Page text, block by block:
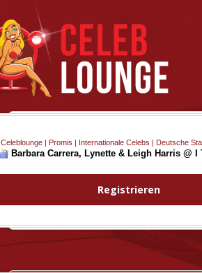
Celeblounge | Promis | Internationale Celebs | Deutsche
Barbara Carrera, Lynette & Leigh Harris @ I
Registrieren